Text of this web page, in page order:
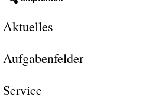
Aktuelles
Aufgabenfelder
Service